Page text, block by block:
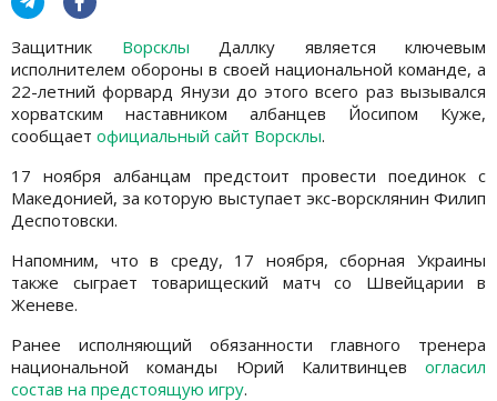
Защитник Ворсклы Даллку является ключевым
исполнителем обороны в своей национальной команде, а
22-летний форвард Янузи до этого всего раз вызывался
хорватским наставником албанцев Йосипом Куже,
сообщает официальный сайт Ворсклы.
17 ноября албанцам предстоит провести поединок с
Македонией, за которую выступает экс-ворсклянин Филип
Деспотовски.
Напомним, что в среду, 17 ноября, сборная Украины
также сыграет товарищеский матч со Швейцарии в
Женеве.
Ранее исполняющий обязанности главного тренера
национальной команды Юрий Калитвинцев огласил
состав на предстоящую игру.